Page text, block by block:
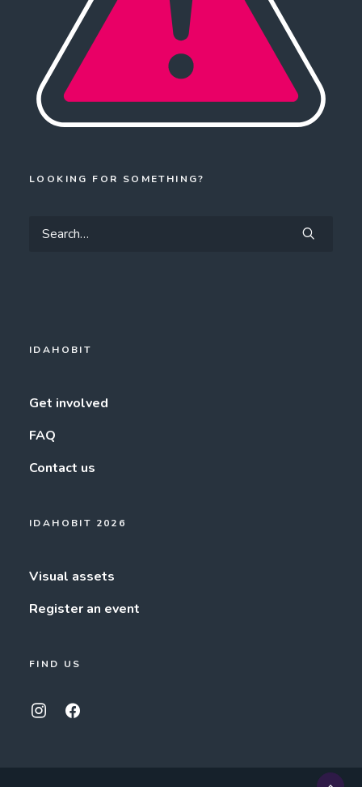
LOOKING FOR SOMETHING?
IDAHOBIT
Get involved
FAQ
Contact us
IDAHOBIT 2026
Visual assets
Register an event
FIND US